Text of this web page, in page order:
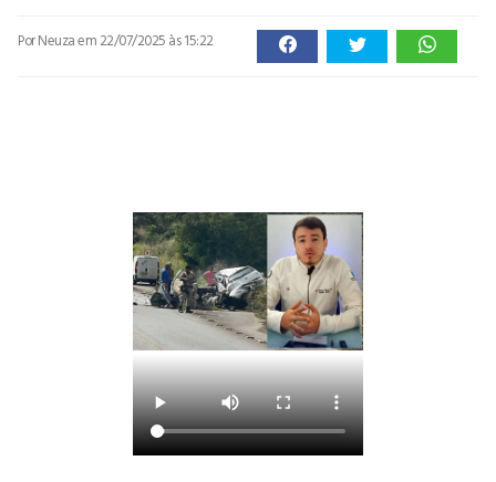
Por Neuzaem 22/07/2025 às 15:22